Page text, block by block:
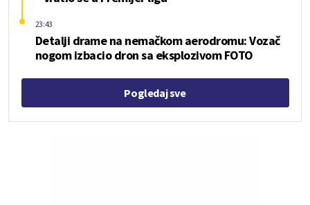
Detalji drame na nemačkom aerodromu: Vozač
nogom izbacio dron sa eksplozivom FOTO
23:43
Pogledaj sve